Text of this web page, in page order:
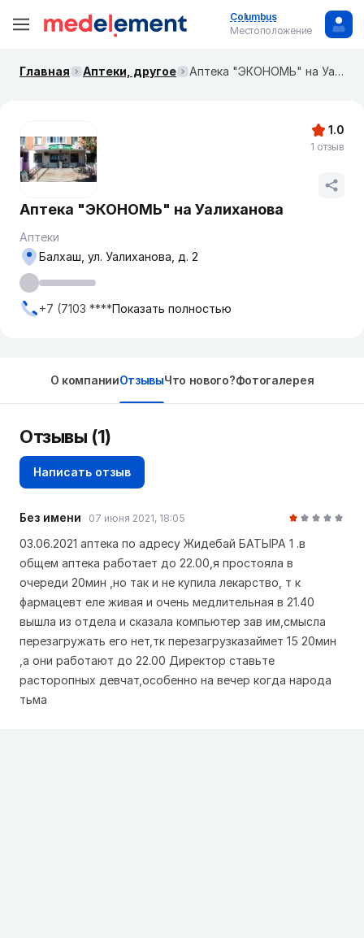
Columbus
Местоположение
Главная Аптеки, другое Аптека "ЭКОНОМЬ" на Уалиханова
Аптека "ЭКОНОМЬ" на Уалиханова
Аптеки
Балхаш, ул. Уалиханова, д. 2
+7 (7103 ****Показать полностью
1.0
1 отзыв
О компанииОтзывыЧто нового?Фотогалерея
Отзывы (1)
Написать отзыв
Без имени 07 июня 2021, 18:05
03.06.2021 аптека по адресу Жидебай БАТЫРА 1 .в
общем аптека работает до 22.00,я простояла в
очереди 20мин ,но так и не купила лекарство, т к
фармацевт еле живая и очень медлительная в 21.40
вышла из отдела и сказала компьютер зав им,смысла
перезагружать его нет,тк перезагрузказаймет 15 20мин
,а они работают до 22.00 Директор ставьте
расторопных девчат,особенно на вечер когда народа
тьма